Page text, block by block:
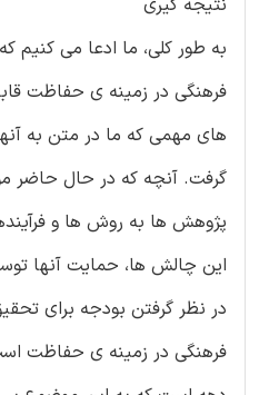
به طور کلی، ما ادعا می کنیم
فرهنگی در زمینه ی حفاظت
های مهمی که ما در متن به
گرفت. آنچه که در حال حاضر
پژوهش ها به روش ها و
این چالش ها، حمایت آنها
در نظر گرفتن بودجه برای
فرهنگی در زمینه ی حفاظت